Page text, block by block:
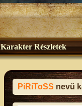
Karakter Részletek
PiRiToSS nevű